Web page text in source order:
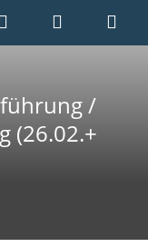
/
(26.02.+